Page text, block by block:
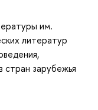
им.
литератур
стран зарубежья